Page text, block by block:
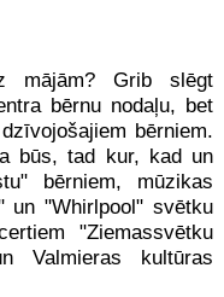
mājām? Grib slēgt
bērnu nodaļu, bet
bērniem.
būs, tad kur, kad un
bērniem, mūzikas
un "Whirlpool" svētku
"Ziemassvētku
Valmieras kultūras